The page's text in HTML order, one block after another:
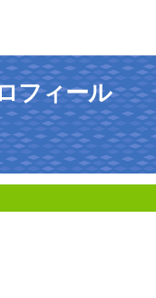
フィール